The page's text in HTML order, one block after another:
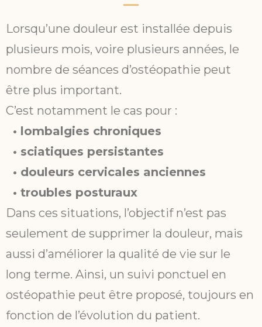
Lorsqu’une douleur est installée depuis
plusieurs mois, voire plusieurs années, le
nombre de séances d’ostéopathie peut
être plus important.
C’est notamment le cas pour :
• lombalgies chroniques
• sciatiques persistantes
• douleurs cervicales anciennes
• troubles posturaux
Dans ces situations, l’objectif n’est pas
seulement de supprimer la douleur, mais
aussi d’améliorer la qualité de vie sur le
long terme. Ainsi, un suivi ponctuel en
ostéopathie peut être proposé, toujours en
fonction de l’évolution du patient.